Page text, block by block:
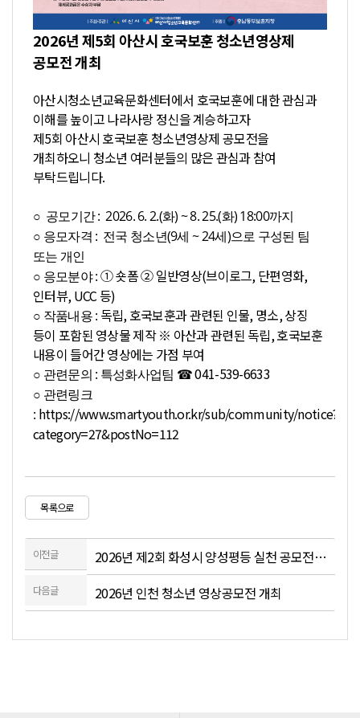
2026년 제5회 아산시 호국보훈 청소년영상제
공모전 개최
아산시청소년교육문화센터에서 호국보훈에 대한 관심과
이해를 높이고 나라사랑 정신을 계승하고자
제5회 아산시 호국보훈 청소년영상제 공모전을
개최하오니 청소년 여러분들의 많은 관심과 참여
부탁드립니다.
○ 공모기간 : 2026. 6. 2.(화) ~ 8. 25.(화) 18:00까지
○ 응모자격 : 전국 청소년(9세 ~ 24세)으로 구성된 팀
또는 개인
○ 응모분야 :① 숏폼 ② 일반영상(브이로그, 단편영화,
인터뷰, UCC 등)
○ 작품내용 : 독립, 호국보훈과 관련된 인물, 명소, 상징
등이 포함된 영상물 제작※ 아산과 관련된 독립, 호국보훈
내용이 들어간 영상에는 가점 부여
○ 관련문의 : 특성화사업팀 ☎041-539-6633
○ 관련링크
: https://www.smartyouth.or.kr/sub/community/notice?
category=27&postNo=112
목록으로
이전글 2026년 제2회 화성시 양성평등 실천 공모전 개최
다음글 2026년 인천 청소년 영상공모전 개최